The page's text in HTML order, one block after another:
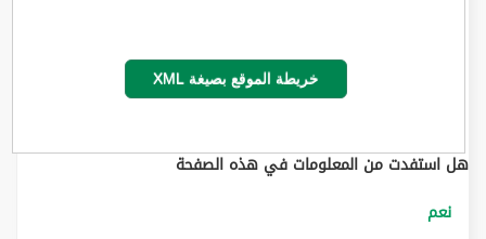
خريطة الموقع بصيغة XML
هل استفدت من المعلومات في هذه الصفحة